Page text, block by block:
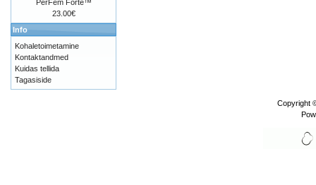
PerFem Forte™
23.00€
Info
Kohaletoimetamine
Kontaktandmed
Kuidas tellida
Tagasiside
Copyright